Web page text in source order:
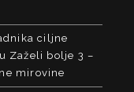
ciljne
Zaželi bolje 3 –
mirovine